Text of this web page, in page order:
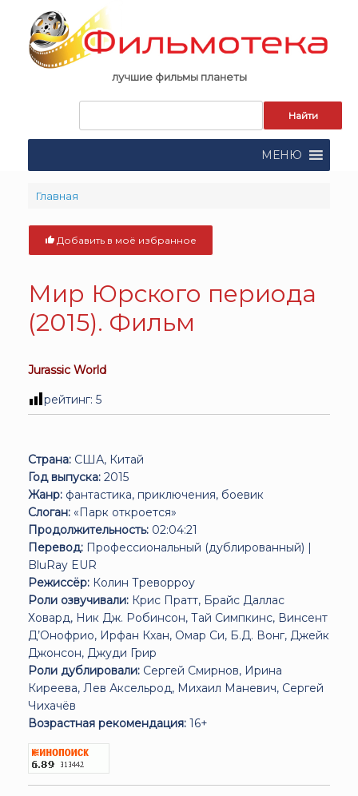
content
лучшие фильмы планеты
поиска:
МЕНЮ
Главная
Добавить в моё избранное
Мир Юрского периода
(2015). Фильм
Jurassic World
рейтинг: 5
Страна: США, Китай
Год выпуска: 2015
Жанр: фантастика, приключения, боевик
Слоган: «Парк откроется»
Продолжительность: 02:04:21
Перевод: Профессиональный (дублированный) |
BluRay EUR
Режиссёр: Колин Треворроу
Роли озвучивали: Крис Пратт, Брайс Даллас
Ховард, Ник Дж. Робинсон, Тай Симпкинс, Винсент
Д’Онофрио, Ирфан Кхан, Омар Си, Б.Д. Вонг, Джейк
Джонсон, Джуди Грир
Роли дублировали: Сергей Смирнов, Ирина
Киреева, Лев Аксельрод, Михаил Маневич, Сергей
Чихачёв
Возрастная рекомендация: 16+